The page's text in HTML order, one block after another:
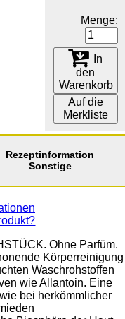
Menge:
In
den
Warenkorb
Auf die
Merkliste
Rezeptinformation
Sonstige
Ohne Parfüm.
Körperreinigung
Waschrohstoffen
wie Allantoin. Eine
bei herkömmlicher